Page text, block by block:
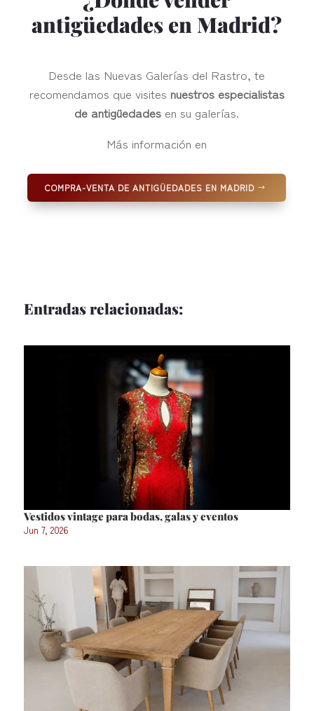
antigüedades en Madrid?
Desde las Nuevas Galerías del Rastro, te
recomendamos que visites nuestros especialistas
de antigüedades en su galerías.
Más información en
COMPRA-VENTA DE ANTIGÜEDADES EN MADRID
Entradas relacionadas:
Vestidos vintage para bodas, galas y eventos
Jun 7, 2026